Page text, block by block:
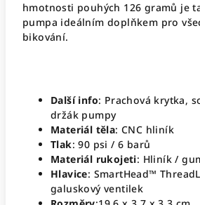
hmotnosti pouhých 126 gramů je
pumpa ideálním doplňkem pro
bikování.
Další info: Prachová krytka,
držák pumpy
Materiál těla: CNC hliník
Tlak: 90 psi / 6 barů
Materiál rukojeti: Hliník /
Hlavice: SmartHead™
galuskový ventilek